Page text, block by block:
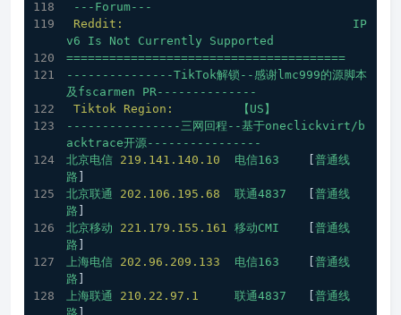
---Forum---
Reddit:
IP
v6
Is Not Currently
Supported
=======================================
---------------TikTok解锁--感谢lmc999的源脚本
及fscarmen
PR--------------
Tiktok Region:
【US】
----------------三网回程--基于oneclickvirt/b
acktrace开源----------------
北京电信 219.141 .140 .10 电信163
普通线
路
北京联通
202.106 .195 .68 联通4837
普通线
路
北京移动
221.179 .155 .161 移动CMI
普通线
路
上海电信 202.96 .209 .133 电信163
普通线
路
上海联通
210.22 .97 .1 联通4837
普通线